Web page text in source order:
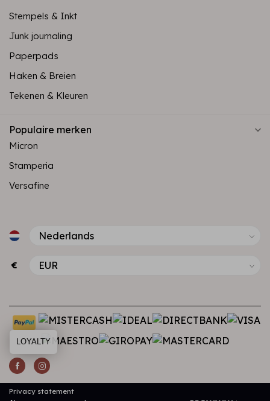
Stempels & Inkt
Junk journaling
Paperpads
Haken & Breien
Tekenen & Kleuren
Populaire merken
Micron
Stamperia
Versafine
€
Privacy statement
LOYALTY